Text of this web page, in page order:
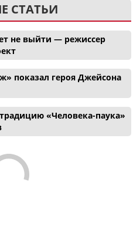
СТАТЬИ
не выйти — режиссер
показал героя Джейсона
«Человека-паука»